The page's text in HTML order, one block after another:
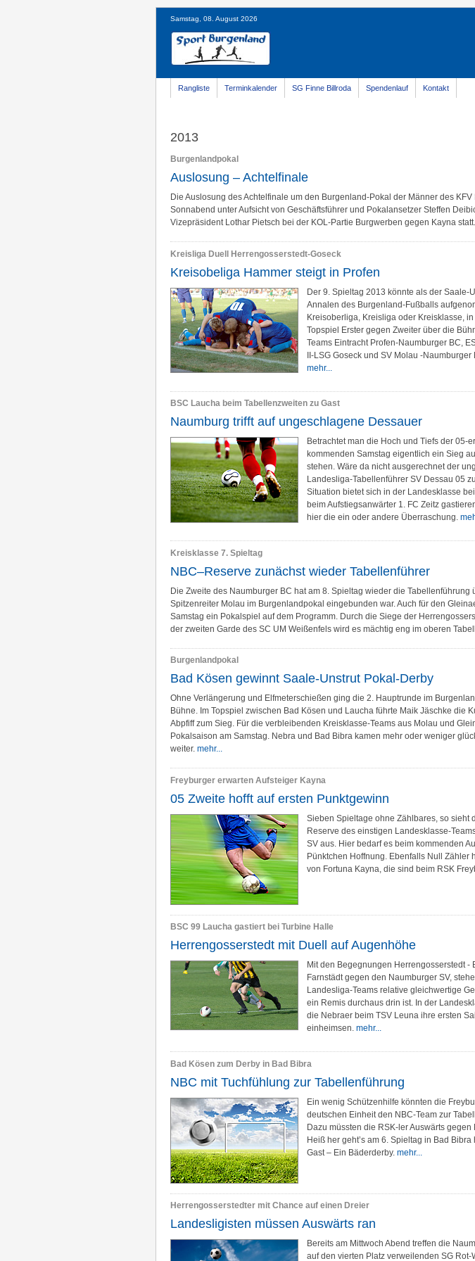
Samstag, 08. August 2026
Rangliste Terminkalender SG Finne Billroda Spendenlauf Kontakt
2013
Burgenlandpokal
Auslosung – Achtelfinale
Die Auslosung des Achtelfinale um den Burgenland-Pokal der Männer des
Sonnabend unter Aufsicht von Geschäftsführer und Pokalansetzer Steffen
Vizepräsident Lothar Pietsch bei der KOL-Partie Burgwerben gegen Kayna statt.
Kreisliga Duell Herrengosserstedt-Goseck
Kreisobeliga Hammer steigt in Profen
Der 9. Spieltag 2013 könnte als der Saale-
Annalen des Burgenland-Fußballs
Kreisoberliga, Kreisliga oder Kreisklasse,
Topspiel Erster gegen Zweiter über die
Teams Eintracht Profen-Naumburger BC,
II-LSG Goseck und SV Molau -Naumburger
mehr...
BSC Laucha beim Tabellenzweiten zu Gast
Naumburg trifft auf ungeschlagene Dessauer
Betrachtet man die Hoch und Tiefs der 05-
kommenden Samstag eigentlich ein Sieg
stehen. Wäre da nicht ausgerechnet der
Landesliga-Tabellenführer SV Dessau 05
Situation bietet sich in der Landesklasse
beim Aufstiegsanwärter 1. FC Zeitz
hier die ein oder andere Überraschung.
Kreisklasse 7. Spieltag
NBC–Reserve zunächst wieder Tabellenführer
Die Zweite des Naumburger BC hat am 8. Spieltag wieder die Tabellenführung
Spitzenreiter Molau im Burgenlandpokal eingebunden war. Auch für den
Samstag ein Pokalspiel auf dem Programm. Durch die Siege der
der zweiten Garde des SC UM Weißenfels wird es mächtig eng im oberen
Burgenlandpokal
Bad Kösen gewinnt Saale-Unstrut Pokal-Derby
Ohne Verlängerung und Elfmeterschießen ging die 2. Hauptrunde im
Bühne. Im Topspiel zwischen Bad Kösen und Laucha führte Maik Jäschke die
Abpfiff zum Sieg. Für die verbleibenden Kreisklasse-Teams aus Molau und
Pokalsaison am Samstag. Nebra und Bad Bibra kamen mehr oder weniger
weiter. mehr...
Freyburger erwarten Aufsteiger Kayna
05 Zweite hofft auf ersten Punktgewinn
Sieben Spieltage ohne Zählbares, so sieht
Reserve des einstigen Landesklasse-
SV aus. Hier bedarf es beim kommenden
Pünktchen Hoffnung. Ebenfalls Null Zähler
von Fortuna Kayna, die sind beim RSK
BSC 99 Laucha gastiert bei Turbine Halle
Herrengosserstedt mit Duell auf Augenhöhe
Mit den Begegnungen Herrengosserstedt -
Farnstädt gegen den Naumburger SV,
Landesliga-Teams relative gleichwertige
ein Remis durchaus drin ist. In der
die Nebraer beim TSV Leuna ihre ersten
einheimsen. mehr...
Bad Kösen zum Derby in Bad Bibra
NBC mit Tuchfühlung zur Tabellenführung
Ein wenig Schützenhilfe könnten die
deutschen Einheit den NBC-Team zur
Dazu müssten die RSK-ler Auswärts
Heiß her geht’s am 6. Spieltag in Bad
Gast – Ein Bäderderby. mehr...
Herrengosserstedter mit Chance auf einen Dreier
Landesligisten müssen Auswärts ran
Bereits am Mittwoch Abend treffen die
auf den vierten Platz verweilenden SG Rot-